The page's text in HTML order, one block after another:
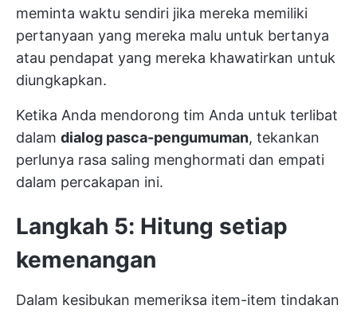
meminta waktu sendiri jika mereka memiliki
pertanyaan yang mereka malu untuk bertanya
atau pendapat yang mereka khawatirkan untuk
diungkapkan.
Ketika Anda mendorong tim Anda untuk terlibat
dalam dialog pasca-pengumuman, tekankan
perlunya rasa saling menghormati dan empati
dalam percakapan ini.
Langkah 5: Hitung setiap
kemenangan
Dalam kesibukan memeriksa item-item tindakan